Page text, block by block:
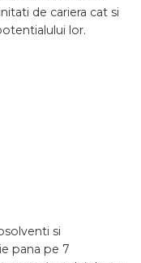
de cariera cat si
lor.
si
pana pe 7